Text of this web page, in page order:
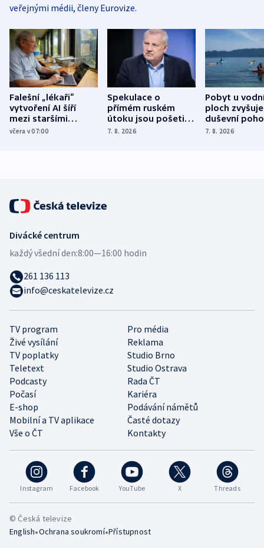
veřejnými médii, členy Eurovize.
Falešní „lékaři“
vytvoření AI šíří
mezi staršími
Poláky nebezpečné
včera v 07:00
Spekulace o
přímém ruském
útoku jsou pošetilé,
míní estonský
7. 8. 2026
Pobyt u
ploch zvyšuje
duševní
ukázala
7. 8. 2026
Instagram Facebook YouTube X Threads
TV program
Pro média
Živé vysílání
Reklama
TV poplatky
Studio Brno
Teletext
Studio Ostrava
Podcasty
Rada ČT
Počasí
Kariéra
E-shop
Podávání námětů
Mobilní a TV aplikace
Časté dotazy
Vše o ČT
Kontakty
Divácké centrum
každý všední den:8:00—16:00 hodin
261 136 113
info@ceskatelevize.cz
© Česká televize
English•Ochrana soukromí•Přístupnost